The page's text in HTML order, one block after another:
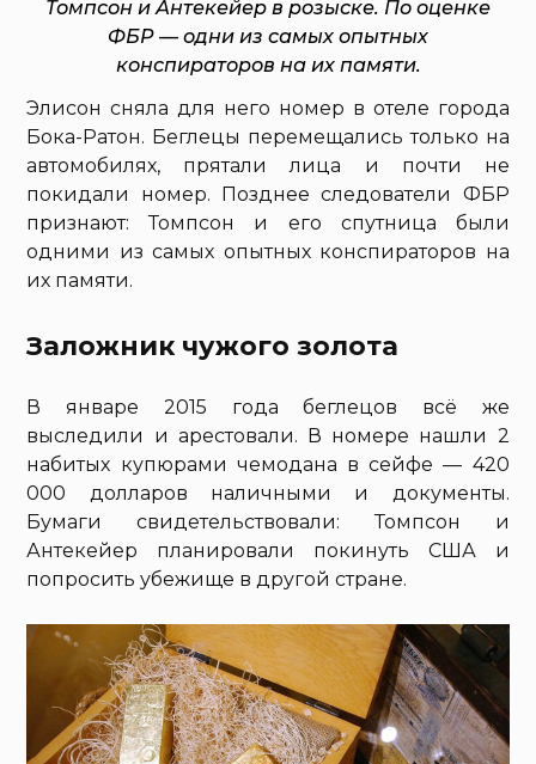
Томпсон и Антекейер в розыске. По оценке
ФБР — одни из самых опытных
конспираторов на их памяти.
Элисон сняла для него номер в отеле города
Бока-Ратон. Беглецы перемещались только на
автомобилях, прятали лица и почти не
покидали номер. Позднее следователи ФБР
признают: Томпсон и его спутница были
одними из самых опытных конспираторов на
их памяти.
Заложник чужого золота
В январе 2015 года беглецов всё же
выследили и арестовали. В номере нашли 2
набитых купюрами чемодана в сейфе — 420
000 долларов наличными и документы.
Бумаги свидетельствовали: Томпсон и
Антекейер планировали покинуть США и
попросить убежище в другой стране.